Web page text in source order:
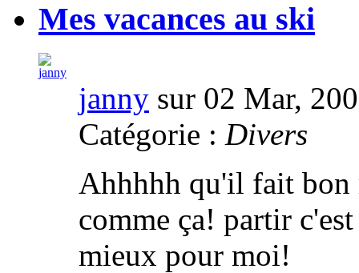
Mes vacances au ski
janny sur 02 Mar,
Catégorie : Divers
Ahhhhh qu'il fait bon
comme ça! partir
mieux pour moi!